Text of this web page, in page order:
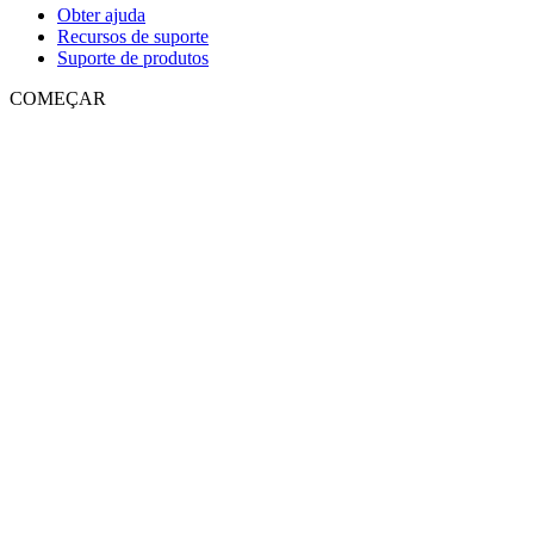
Obter ajuda
Recursos de suporte
Suporte de produtos
COMEÇAR